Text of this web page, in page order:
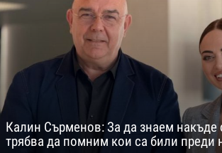
Калин Сърменов: За да знаем накъде
трябва да помним кои са били преди